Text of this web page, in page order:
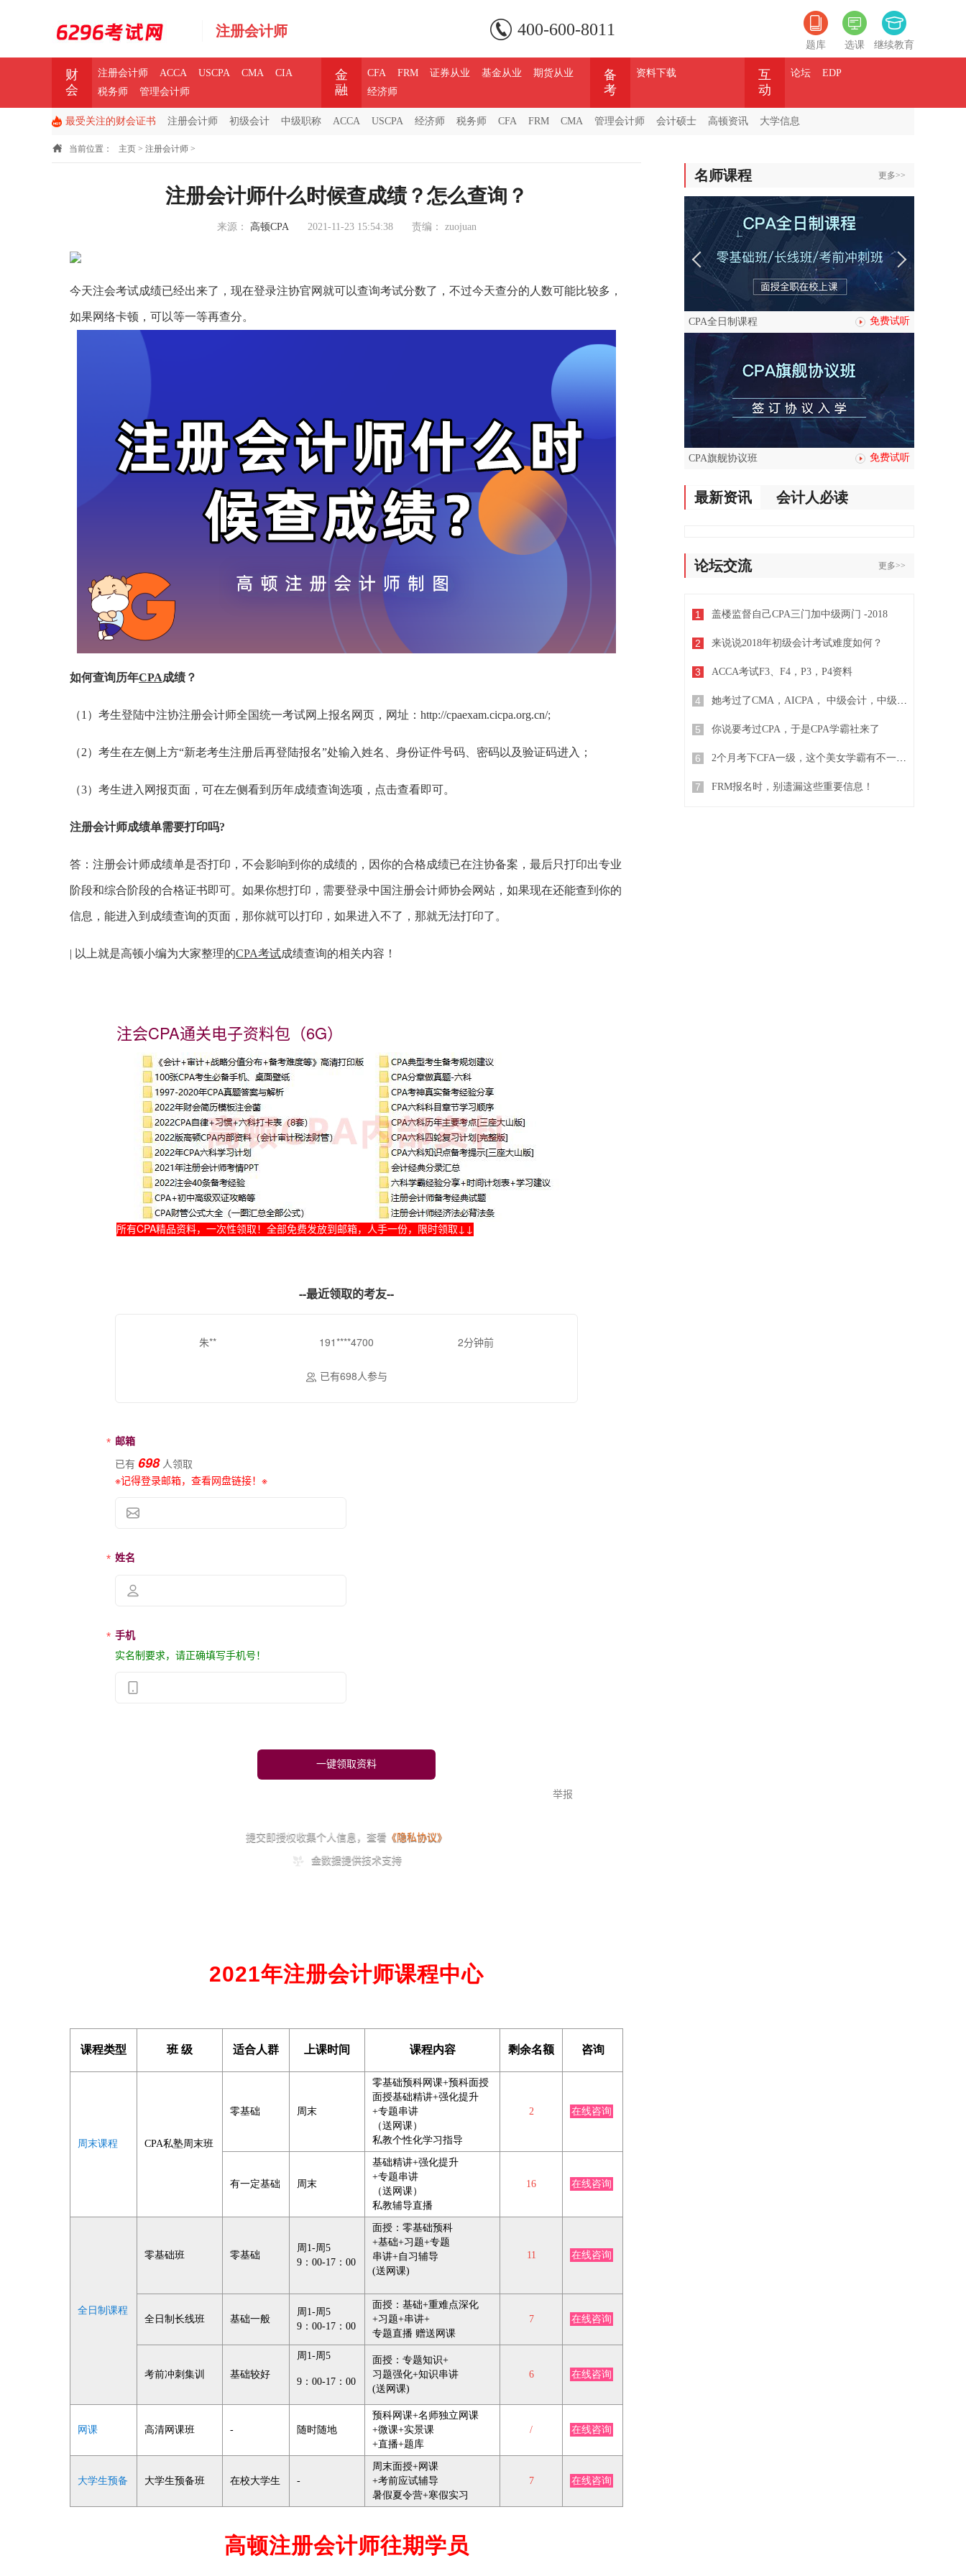
注册会计师 400-600-8011
题库 选课 继续教育
财
会
注册会计师 ACCA USCPA CMA
CIA
税务师
管理会计师
金
融
CFA FRM 证券从业 基金从业
期货从业
经济师
备
考
资料下载
互
动
论坛 EDP
最受关注的财会证书 注册会计师 初级会计 中级职称 ACCA USCPA 经济师 税务师 CFA FRM CMA 管理会计师 会计硕士 高顿资讯 大学信息
当前位置： 主页 > 注册会计师 >
注册会计师什么时候查成绩？怎么查询？
来源： 高顿CPA 2021-11-23 15:54:38 责编： zuojuan
今天注会考试成绩已经出来了，现在登录注协官网就可以查询考试分数了，不过今天查分的人数可能比较多，
如果网络卡顿，可以等一等再查分。
如何查询历年CPA成绩？
（1）考生登陆中注协注册会计师全国统一考试网上报名网页，网址：http://cpaexam.cicpa.org.cn/;
（2）考生在左侧上方“新老考生注册后再登陆报名”处输入姓名、身份证件号码、密码以及验证码进入；
（3）考生进入网报页面，可在左侧看到历年成绩查询选项，点击查看即可。
注册会计师成绩单需要打印吗?
答：注册会计师成绩单是否打印，不会影响到你的成绩的，因你的合格成绩已在注协备案，最后只打印出专业
阶段和综合阶段的合格证书即可。如果你想打印，需要登录中国注册会计师协会网站，如果现在还能查到你的
信息，能进入到成绩查询的页面，那你就可以打印，如果进入不了，那就无法打印了。
| 以上就是高顿小编为大家整理的CPA考试成绩查询的相关内容！
2021年注册会计师课程中心
课程类型 班 级 适合人群 上课时间 课程内容 剩余名额 咨询
周末课程 CPA私塾周末班
零基础 周末
零基础预科网课+预科面授
面授基础精讲+强化提升
+专题串讲
（送网课）
私教个性化学习指导
2 在线咨询
有一定基础 周末
基础精讲+强化提升
+专题串讲
（送网课）
私教辅导直播
16 在线咨询
全日制课程
零基础班 零基础
周1-周5
9：00-17：00
面授：零基础预科
+基础+习题+专题
串讲+自习辅导
(送网课)
11 在线咨询
全日制长线班 基础一般
周1-周5
9：00-17：00
面授：基础+重难点深化
+习题+串讲+
专题直播 赠送网课
7 在线咨询
考前冲刺集训 基础较好
周1-周5
9：00-17：00
面授：专题知识+
习题强化+知识串讲
(送网课)
6 在线咨询
网课 高清网课班 - 随时随地
预科网课+名师独立网课
+微课+实景课
+直播+题库
/ 在线咨询
大学生预备 大学生预备班 在校大学生 -
周末面授+网课
+考前应试辅导
暑假夏令营+寒假实习
7 在线咨询
高顿注册会计师往期学员
名师课程 更多>>
CPA全日制课程 免费试听
CPA旗舰协议班 免费试听
最新资讯 会计人必读
论坛交流 更多>>
1 盖楼监督自己CPA三门加中级两门 -2018
2 来说说2018年初级会计考试难度如何？
3 ACCA考试F3、F4，P3，P4资料
4 她考过了CMA，AICPA， 中级会计，中级经济师...
5 你说要考过CPA，于是CPA学霸社来了
6 2个月考下CFA一级，这个美女学霸有不一样的复习方法
7 FRM报名时，别遗漏这些重要信息！